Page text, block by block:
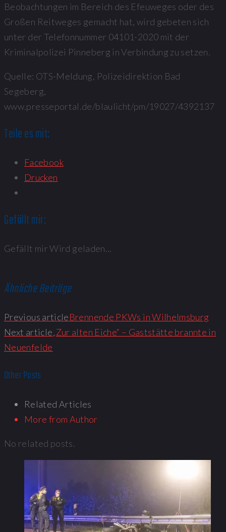
Beobachtungen im Bereich des Efeuweges oder des
Großen Reitweges gemacht hat, wird gebeten sich
unter der Telefonnummer 04101-2020 mit der
Kriminalpolizei Pinneberg in Verbindung zu setzen.
Quelle: OTS-Meldung, Polizeidirektion Bad
Segeberg,
www.presseportal.de/blaulicht/pm/19027/4392137
Teile es mit:
Facebook
Drucken
Gefällt mir:
Gefällt mirWird geladen...
Ähnliche Beiträge
Previous articleBrennende PKWs in Wilhelmsburg
Next article„Zur alten Eiche“ – Gaststätte brannte in
Neuenfelde
Other Posts
Related Articles
More from Author
No related posts.